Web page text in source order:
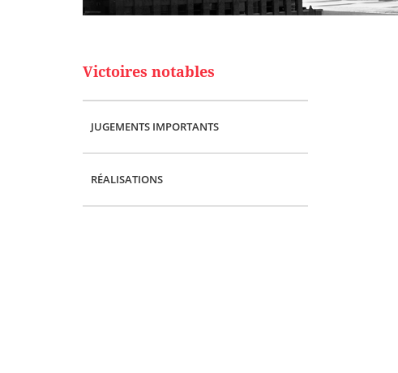
Victoires notables
JUGEMENTS IMPORTANTS
RÉALISATIONS